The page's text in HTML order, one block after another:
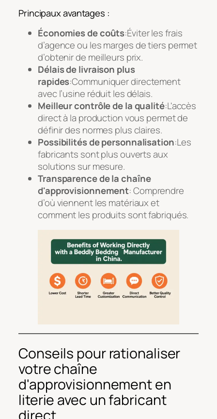
Principaux avantages :
Économies de coûts:Éviter les frais
d’agence ou les marges de tiers permet
d’obtenir de meilleurs prix.
Délais de livraison plus
rapides:Communiquer directement
avec l’usine réduit les délais.
Meilleur contrôle de la qualité:L'accès
direct à la production vous permet de
définir des normes plus claires.
Possibilités de personnalisation:Les
fabricants sont plus ouverts aux
solutions sur mesure.
Transparence de la chaîne
d'approvisionnement: Comprendre
d’où viennent les matériaux et
comment les produits sont fabriqués.
Conseils pour rationaliser
votre chaîne
d'approvisionnement en
literie avec un fabricant